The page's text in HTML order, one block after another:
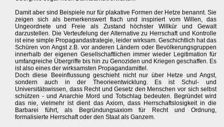
Damit aber sind Beispiele nur für plakative Formen der Hetze benannt. Sie
zeigen sich als bemerkenswert flach und inspiriert vom Willen, das
Ungeordnete und Freie als Zustand höchster Willkür und Gewalt
darzustellen. Die Verteufelung der Alternative zu Herrschaft und Kontrolle
ist eine simple Propagandastrategie, leider wirksam. Geschichtlich hat das
Schüren von Angst z.B. vor anderen Ländern oder Bevölkerungsgruppen
innerhalb der eigenen Gesellschaftlichen immer wieder Legitimation für
umfangreiche Übergriffe bis hin zu Genoziden und Kriegen geschaffen. Es
ist also eines der wirksamsten Propagandamittel.
Doch diese Beeinflussung geschieht nicht nur über Hetze und Angst,
sondern auch in der Theorieentwicklung. Es ist Schul- und
Universitätswissen, dass Recht und Gesetz den Menschen vor sich selbst
schützen - und Anarchie Mord und Totschlag bedeuten. Begründet wird
das nie, vielmehr ist dient das Axiom, dass Herrschaftslosigkeit in die
Barbarei führt, als Begründungsaxiom für Recht und Ordnung,
formalisierte Herrschaft oder den Staat als Ganzem.